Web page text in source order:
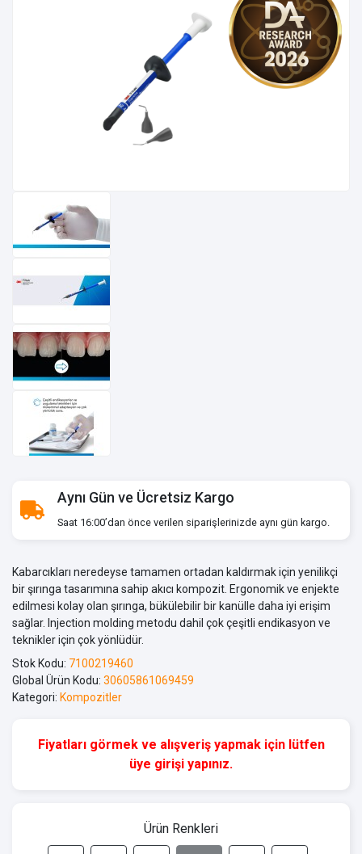
Aynı Gün ve Ücretsiz Kargo
Saat 16:00’dan önce verilen siparişlerinizde aynı gün kargo.
Kabarcıkları neredeyse tamamen ortadan kaldırmak için yenilikçi
bir şırınga tasarımına sahip akıcı kompozit. Ergonomik ve enjekte
edilmesi kolay olan şırınga, bükülebilir bir kanülle daha iyi erişim
sağlar. Injection molding metodu dahil çok çeşitli endikasyon ve
teknikler için çok yönlüdür.
Stok Kodu: 7100219460
Global Ürün Kodu: 30605861069459
Kategori: Kompozitler
Fiyatları görmek ve alışveriş yapmak için lütfen
üye girişi yapınız.
Ürün Renkleri